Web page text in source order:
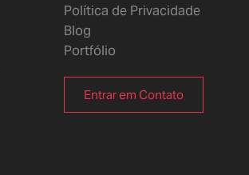
Política de Privacidade
Blog
Portfólio
Entrar em Contato